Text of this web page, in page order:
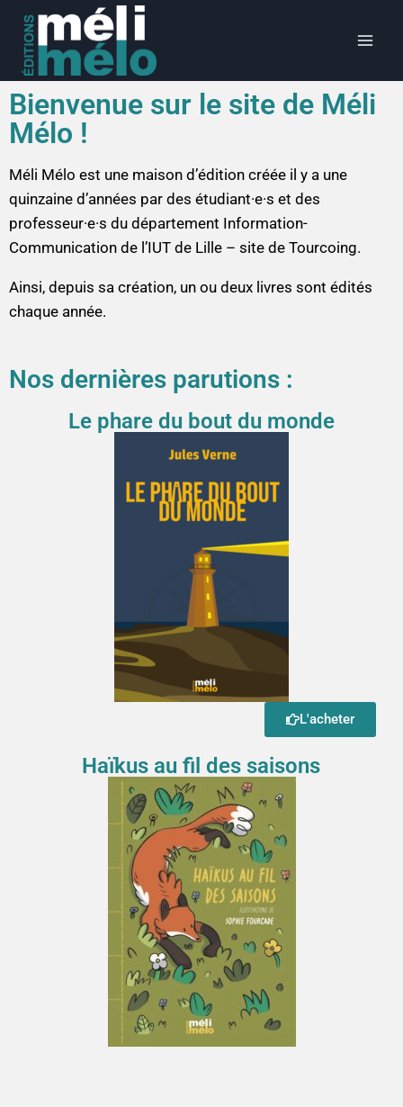
Bienvenue sur le site de Méli
Mélo !
Méli Mélo est une maison d’édition créée il y a une
quinzaine d’années par des étudiant·e·s et des
professeur·e·s du département Information-
Communication de l’IUT de Lille – site de Tourcoing.
Ainsi, depuis sa création, un ou deux livres sont édités
chaque année.
Nos dernières parutions :
Le phare du bout du monde
L'acheter
Haïkus au fil des saisons